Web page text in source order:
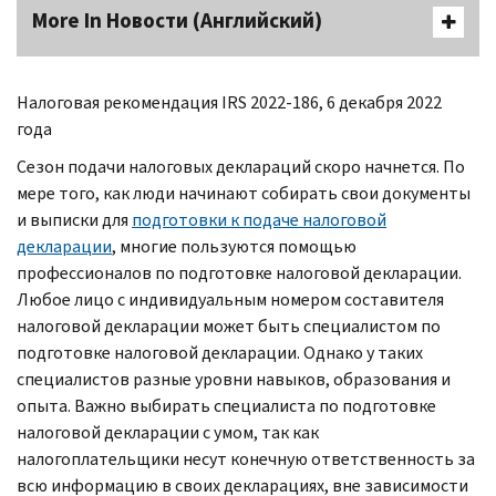
More In Новости (Английский)
Налоговая рекомендация IRS 2022-186, 6 декабря 2022
года
Сезон подачи налоговых деклараций скоро начнется. По
мере того, как люди начинают собирать свои документы
и выписки для подготовки к подаче налоговой
декларации, многие пользуются помощью
профессионалов по подготовке налоговой декларации.
Любое лицо с индивидуальным номером составителя
налоговой декларации может быть специалистом по
подготовке налоговой декларации. Однако у таких
специалистов разные уровни навыков, образования и
опыта. Важно выбирать специалиста по подготовке
налоговой декларации с умом, так как
налогоплательщики несут конечную ответственность за
всю информацию в своих декларациях, вне зависимости